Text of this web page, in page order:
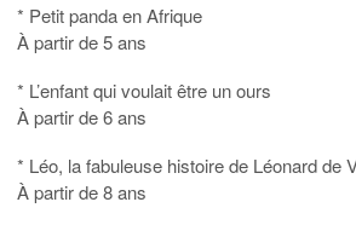
* Petit panda en Afrique
À partir de 5 ans
* L’enfant qui voulait être un ours
À partir de 6 ans
* Léo, la fabuleuse histoire de Léonard de
À partir de 8 ans